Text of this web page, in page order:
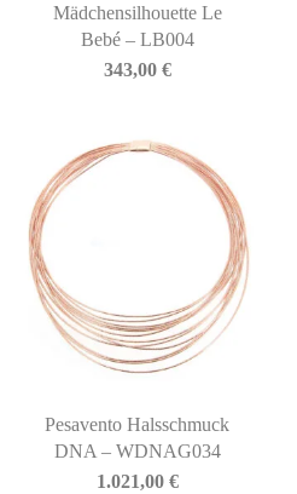
Mädchensilhouette Le
Bebé – LB004
343,00 €
Pesavento Halsschmuck
DNA – WDNAG034
1.021,00 €